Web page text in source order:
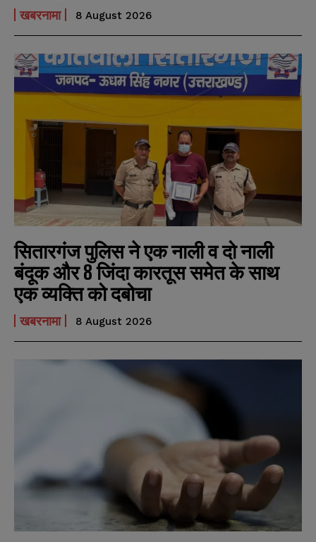
खबरनामा 8 August 2026
सितारगंज पुलिस ने एक नाली व दो नाली
बंदूक और 8 जिंदा कारतूस समेत के साथ
एक व्यक्ति को दबोचा
खबरनामा 8 August 2026